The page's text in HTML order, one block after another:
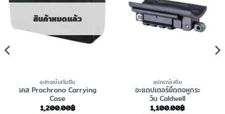
สินค้าหมดแล้ว
อุปกรณ์เสริมปืน
เคส Prochrono Carrying
Case
1,200.00฿
อุปกรณ์เสริม
อะแดปเตอร์ยึดตอหูกระ
วิน Caldwell
1,100.00฿